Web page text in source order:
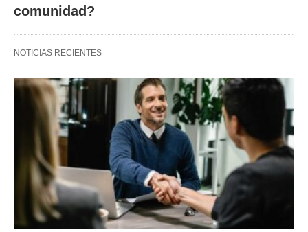
comunidad?
NOTICIAS RECIENTES